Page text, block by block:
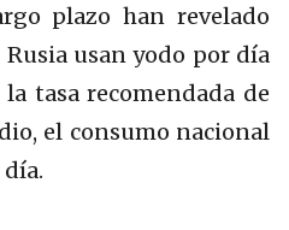
plazo han revelado
usan yodo por día
tasa recomendada de
el consumo nacional